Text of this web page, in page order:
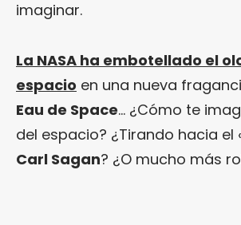
imaginar.
La NASA ha embotellado el
espacio en una nueva
Eau de Space… ¿Cómo te
del espacio? ¿Tirando hacia el
Carl Sagan? ¿O mucho más